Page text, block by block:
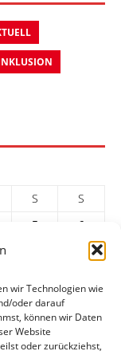
wir Technologien wie
oder darauf
können wir Daten
Website
oder zurückziehst,
S
S
5
6
26